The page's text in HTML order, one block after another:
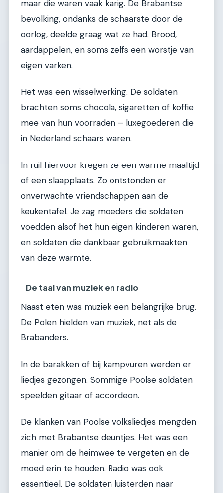
maar die waren vaak karig. De Brabantse
bevolking, ondanks de schaarste door de
oorlog, deelde graag wat ze had. Brood,
aardappelen, en soms zelfs een worstje van
eigen varken.
Het was een wisselwerking. De soldaten
brachten soms chocola, sigaretten of koffie
mee van hun voorraden – luxegoederen die
in Nederland schaars waren.
In ruil hiervoor kregen ze een warme maaltijd
of een slaapplaats. Zo ontstonden er
onverwachte vriendschappen aan de
keukentafel. Je zag moeders die soldaten
voedden alsof het hun eigen kinderen waren,
en soldaten die dankbaar gebruikmaakten
van deze warmte.
De taal van muziek en radio
Naast eten was muziek een belangrijke brug.
De Polen hielden van muziek, net als de
Brabanders.
In de barakken of bij kampvuren werden er
liedjes gezongen. Sommige Poolse soldaten
speelden gitaar of accordeon.
De klanken van Poolse volksliedjes mengden
zich met Brabantse deuntjes. Het was een
manier om de heimwee te vergeten en de
moed erin te houden. Radio was ook
essentieel. De soldaten luisterden naar